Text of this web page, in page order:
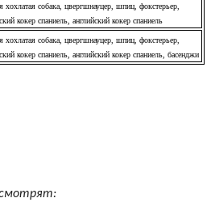
хохлатая собака, цвергшнауцер, шпиц, фокстерьер,
кокер спаниель, английский кокер спаниель
хохлатая собака, цвергшнауцер, шпиц, фокстерьер,
кокер спаниель, английский кокер спаниель, басенджи